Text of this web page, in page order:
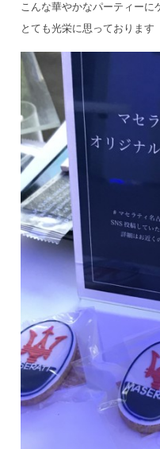
こんな華やかなパーティーに
とても光栄に思っております